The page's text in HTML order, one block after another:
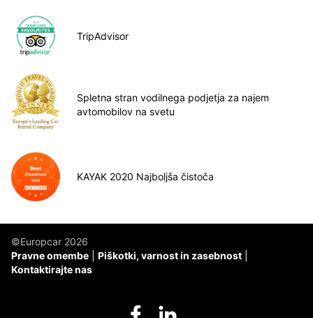
TripAdvisor
Spletna stran vodilnega podjetja za najem
avtomobilov na svetu
KAYAK 2020 Najboljša čistoča
©Europcar 2026
Pravne omembe
Piškotki, varnost in zasebnost
Kontaktirajte nas